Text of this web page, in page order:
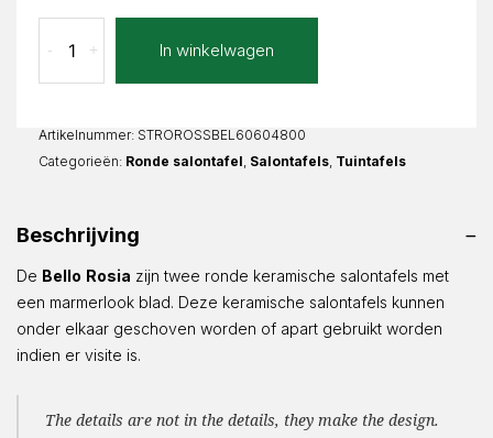
Rosia
Rond
+
- In winkelwagen
Artikelnummer: STROROSSBEL60604800
Categorieën: Ronde salontafel Salontafels Tuintafels
Beschrijving
De Bello Rosia zijn twee ronde keramische salontafels met
een marmerlook blad. Deze keramische salontafels kunnen
onder elkaar geschoven worden of apart gebruikt worden
indien er visite is.
The details are not in the details, they make the design.